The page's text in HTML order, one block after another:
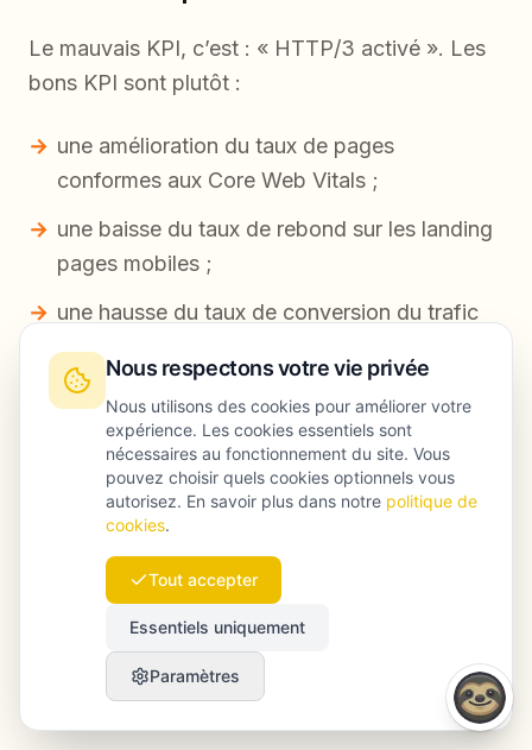
Le mauvais KPI, c’est : « HTTP/3 activé ». Les
bons KPI sont plutôt :
une amélioration du taux de pages
conformes aux Core Web Vitals ;
une baisse du taux de rebond sur les landing
pages mobiles ;
une hausse du taux de conversion du trafic
organique ;
un meilleur engagement sur les hubs de
contenu ;
une meilleure efficacité de crawl sur les
sections prioritaires.
Pour voir comment Launchmind transforme les
optimisations techniques et stratégiques en
consultez nos success
Nous respectons votre vie privée
Nous utilisons des cookies pour améliorer votre
expérience. Les cookies essentiels sont
nécessaires au fonctionnement du site. Vous
pouvez choisir quels cookies optionnels vous
autorisez. En savoir plus dans notre politique de
cookies.
Tout accepter
Essentiels uniquement
Paramètres